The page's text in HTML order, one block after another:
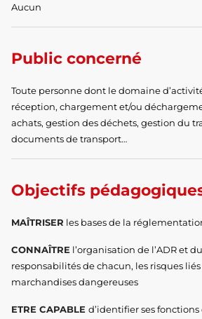
Aucun
Public concerné
Toute personne dont le domaine
réception, chargement et/ou
achats, gestion des déchets, gestion du
documents de transport…
Objectifs
MAÎTRISER les bases de la
CONNAÎTRE l’organisation de l’ADR et
responsabilités de chacun, les risques
marchandises dangereuses
ETRE CAPABLE d’identifier ses